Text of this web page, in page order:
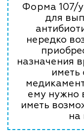
Форма 107/у
для
нередко
назначения
иметь
ему нужно
иметь
на